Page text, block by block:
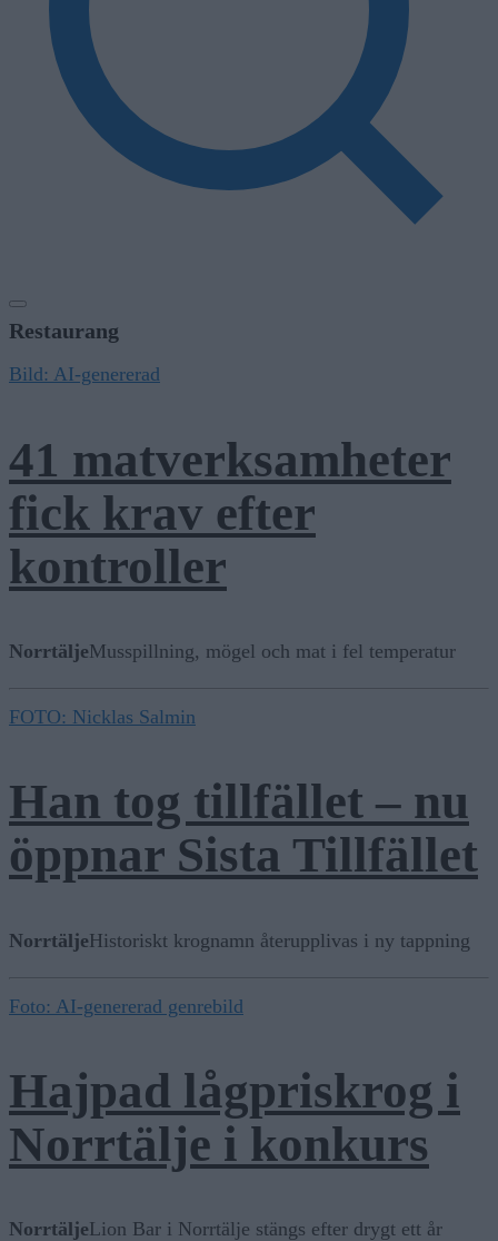
Restaurang
Bild: AI-genererad
41 matverksamheter
fick krav efter
kontroller
NorrtäljeMusspillning, mögel och mat i fel temperatur
FOTO: Nicklas Salmin
Han tog tillfället – nu
öppnar Sista Tillfället
NorrtäljeHistoriskt krognamn återupplivas i ny tappning
Foto: AI-genererad genrebild
Hajpad lågpriskrog i
Norrtälje i konkurs
NorrtäljeLion Bar i Norrtälje stängs efter drygt ett år